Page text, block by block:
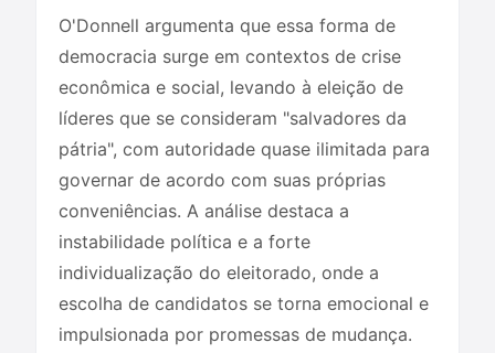
O'Donnell argumenta que essa forma de
democracia surge em contextos de crise
econômica e social, levando à eleição de
líderes que se consideram "salvadores da
pátria", com autoridade quase ilimitada para
governar de acordo com suas próprias
conveniências. A análise destaca a
instabilidade política e a forte
individualização do eleitorado, onde a
escolha de candidatos se torna emocional e
impulsionada por promessas de mudança.